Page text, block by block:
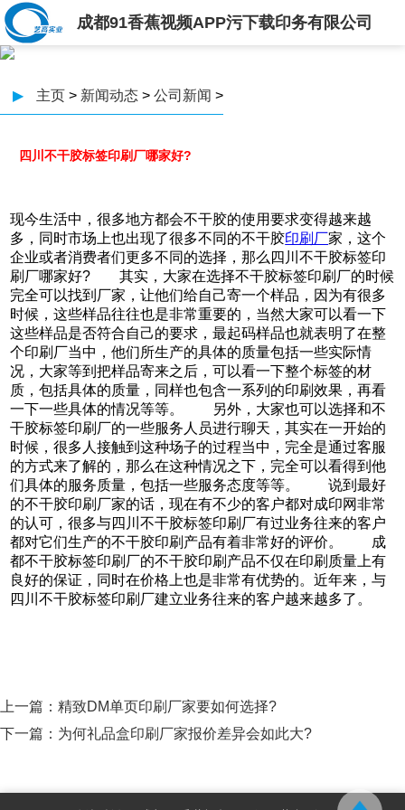
成都91香蕉视频APP污下载印务有限公司
▶ 主页 > 新闻动态 > 公司新闻 >
四川不干胶标签印刷厂哪家好?
现今生活中，很多地方都会不干胶的使用要求变得越来越
多，同时市场上也出现了很多不同的不干胶印刷厂家，这个
企业或者消费者们更多不同的选择，那么四川不干胶标签印
刷厂哪家好? 其实，大家在选择不干胶标签印刷厂的时候
完全可以找到厂家，让他们给自己寄一个样品，因为有很多
时候，这些样品往往也是非常重要的，当然大家可以看一下
这些样品是否符合自己的要求，最起码样品也就表明了在整
个印刷厂当中，他们所生产的具体的质量包括一些实际情
况，大家等到把样品寄来之后，可以看一下整个标签的材
质，包括具体的质量，同样也包含一系列的印刷效果，再看
一下一些具体的情况等等。 另外，大家也可以选择和不
干胶标签印刷厂的一些服务人员进行聊天，其实在一开始的
时候，很多人接触到这种场子的过程当中，完全是通过客服
的方式来了解的，那么在这种情况之下，完全可以看得到他
们具体的服务质量，包括一些服务态度等等。 说到最好
的不干胶印刷厂家的话，现在有不少的客户都对成印网非常
的认可，很多与四川不干胶标签印刷厂有过业务往来的客户
都对它们生产的不干胶印刷产品有着非常好的评价。 成
都不干胶标签印刷厂的不干胶印刷产品不仅在印刷质量上有
良好的保证，同时在价格上也是非常有优势的。近年来，与
四川不干胶标签印刷厂建立业务往来的客户越来越多了。
上一篇： 精致DM单页印刷厂家要如何选择?
下一篇： 为何礼品盒印刷厂家报价差异会如此大?